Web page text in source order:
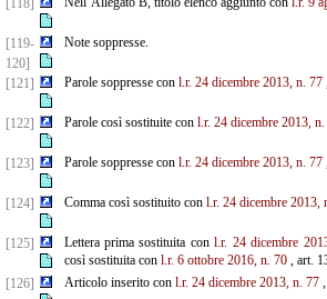
[118]
[119-
120]
Note soppresse.
[121] Parole soppresse con l.r. 24 dicembre 2013, n. 77
[122] Parole così sostituite con l.r. 24 dicembre 2013, n.
[123] Parole soppresse con l.r. 24 dicembre 2013, n. 77
[124] Comma così sostituito con l.r. 24 dicembre 2013,
[125] Lettera prima sostituita conl.r. 24 dicembre
così sostituita con l.r. 6 ottobre 2016, n. 70, art.
[126]
Articolo inserito con l.r. 24 dicembre 2013, n. 77,